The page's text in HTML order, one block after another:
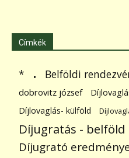
Címkék
* . Belföldi
dobrovitz józsef
Díjlovaglás- külföld
Díjugratás - belföld
Díjugrató